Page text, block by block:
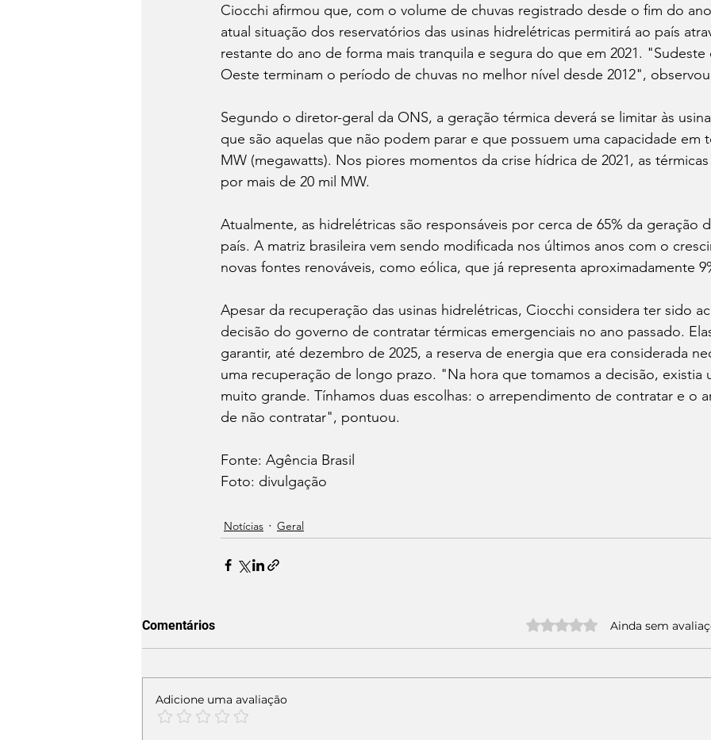
Ciocchi afirmou que, com o volume de chuvas registrado desde o fim do
atual situação dos reservatórios das usinas hidrelétricas permitirá ao país
restante do ano de forma mais tranquila e segura do que em 2021.
Oeste terminam o período de chuvas no melhor nível desde 2012",
Segundo o diretor-geral da ONS, a geração térmica deverá se limitar às
que são aquelas que não podem parar e que possuem uma capacidade
MW (megawatts). Nos piores momentos da crise hídrica de 2021, as
por mais de 20 mil MW.
Atualmente, as hidrelétricas são responsáveis por cerca de 65% da geração
país. A matriz brasileira vem sendo modificada nos últimos anos com o
novas fontes renováveis, como eólica, que já representa aproximadamente
Apesar da recuperação das usinas hidrelétricas, Ciocchi considera ter sido
decisão do governo de contratar térmicas emergenciais no ano passado.
garantir, até dezembro de 2025, a reserva de energia que era considerada
uma recuperação de longo prazo. "Na hora que tomamos a decisão, existia
muito grande. Tínhamos duas escolhas: o arrependimento de contratar e o
de não contratar", pontuou.
Fonte: Agência Brasil
Foto: divulgação
Notícias Geral
Comentários Avaliado com 0 de 5 estrelas.
Ainda sem
Adicione uma avaliação